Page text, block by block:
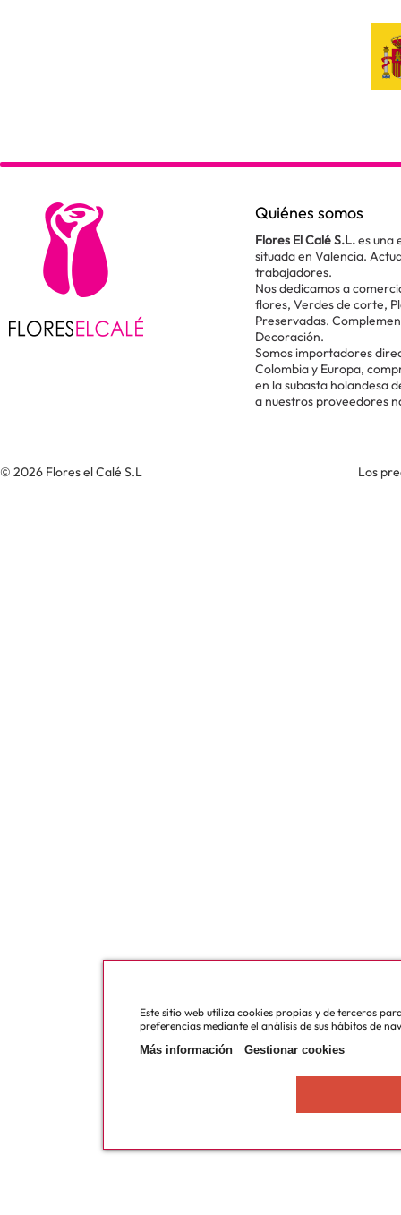
Quiénes somos
Flores El Calé S.L.es una
situada en Valencia.
trabajadores.
Nos dedicamos a
flores, Verdes de corte,
Preservadas.
Decoración.
Somos importadores
Colombia y Europa,
en la subasta holandesa
a nuestros proveedores
© 2026 Flores el Calé S.L Los
Este sitio web utiliza cookies propias y de terceros
preferencias mediante el análisis de sus hábitos de
Más información
Gestionar cookies